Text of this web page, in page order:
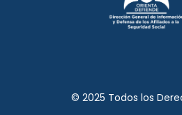
© 2025 Todos los